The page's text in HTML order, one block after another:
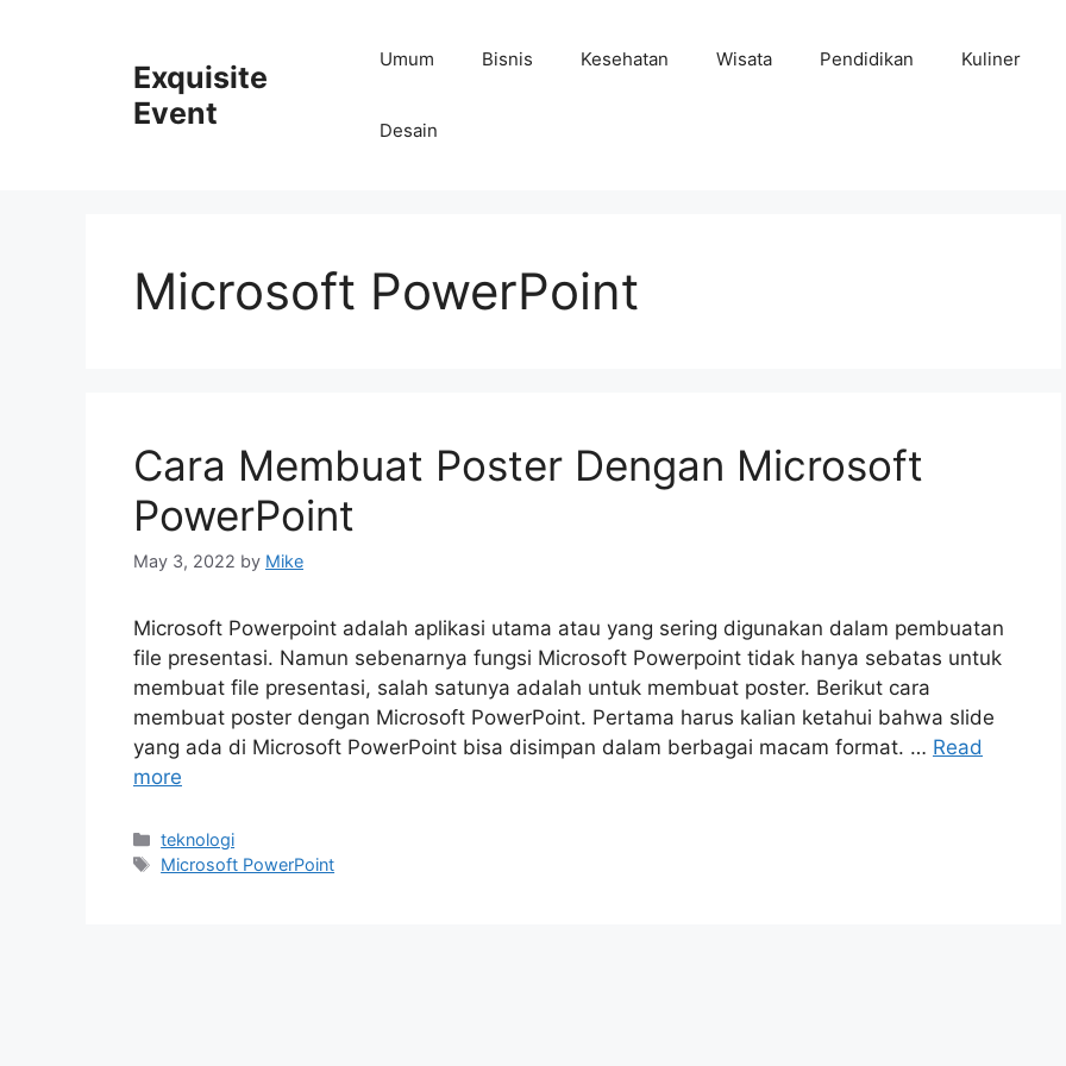
Exquisite
Event
Umum Bisnis Kesehatan Wisata Pendidikan Kuliner
Desain
Microsoft PowerPoint
Cara Membuat Poster Dengan Microsoft
PowerPoint
May 3, 2022 by Mike
Microsoft Powerpoint adalah aplikasi utama atau yang sering digunakan dalam pembuatan
file presentasi. Namun sebenarnya fungsi Microsoft Powerpoint tidak hanya sebatas untuk
membuat file presentasi, salah satunya adalah untuk membuat poster. Berikut cara
membuat poster dengan Microsoft PowerPoint. Pertama harus kalian ketahui bahwa slide
yang ada di Microsoft PowerPoint bisa disimpan dalam berbagai macam format. … Read
more
Categories
teknologi
Tags
Microsoft PowerPoint